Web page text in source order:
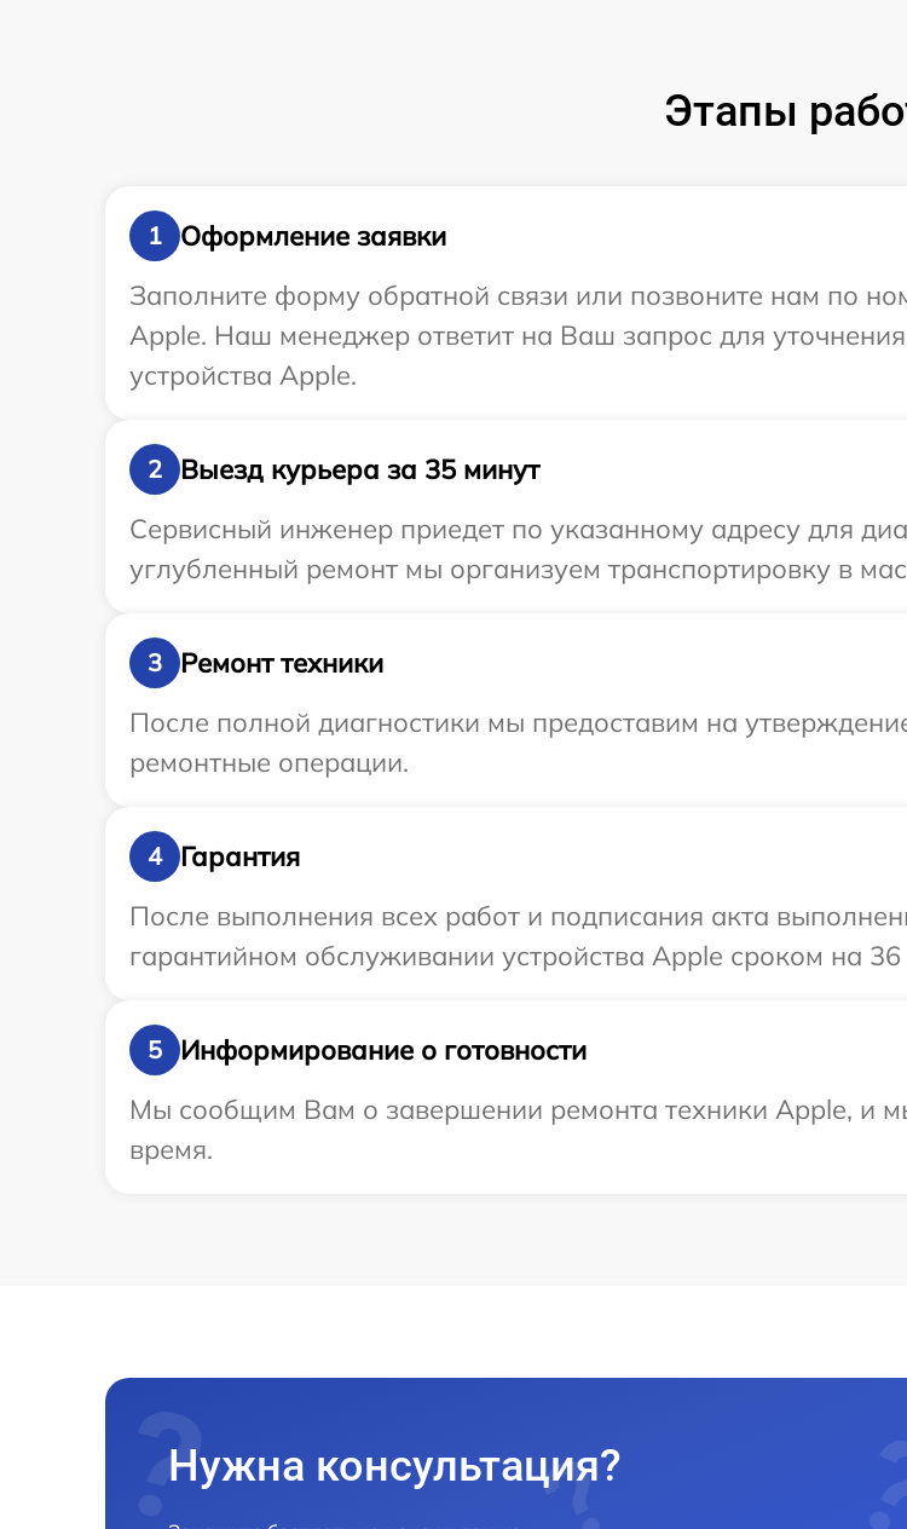
Этапы
1
Оформление заявки
Заполните форму обратной связи или позвоните нам по
Apple. Наш менеджер ответит на Ваш запрос для
устройства Apple.
2
Выезд курьера за 35 минут
Сервисный инженер приедет по указанному адресу для
углубленный ремонт мы организуем транспортировку в
3
Ремонт техники
После полной диагностики мы предоставим на
ремонтные операции.
4
Гарантия
После выполнения всех работ и подписания акта
гарантийном обслуживании устройства Apple сроком на 36
5
Информирование о готовности
Мы сообщим Вам о завершении ремонта техники Apple, и
время.
Нужна консультация?